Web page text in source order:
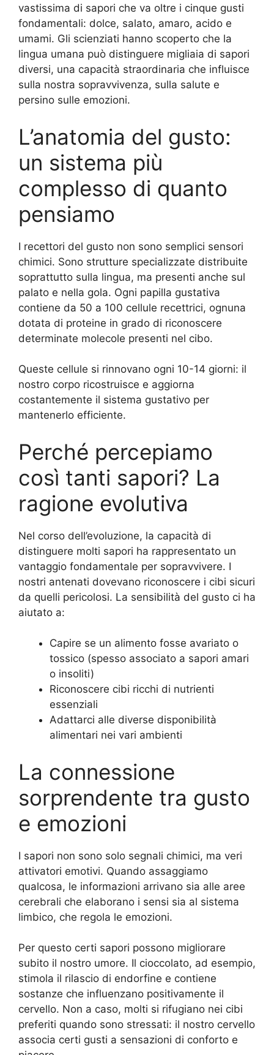
vastissima di sapori che va oltre i cinque gusti
fondamentali: dolce, salato, amaro, acido e
umami. Gli scienziati hanno scoperto che la
lingua umana può distinguere migliaia di sapori
diversi, una capacità straordinaria che influisce
sulla nostra sopravvivenza, sulla salute e
persino sulle emozioni.
L’anatomia del gusto:
un sistema più
complesso di quanto
pensiamo
I recettori del gusto non sono semplici sensori
chimici. Sono strutture specializzate distribuite
soprattutto sulla lingua, ma presenti anche sul
palato e nella gola. Ogni papilla gustativa
contiene da 50 a 100 cellule recettrici, ognuna
dotata di proteine in grado di riconoscere
determinate molecole presenti nel cibo.
Queste cellule si rinnovano ogni 10-14 giorni: il
nostro corpo ricostruisce e aggiorna
costantemente il sistema gustativo per
mantenerlo efficiente.
Perché percepiamo
così tanti sapori? La
ragione evolutiva
Nel corso dell’evoluzione, la capacità di
distinguere molti sapori ha rappresentato un
vantaggio fondamentale per sopravvivere. I
nostri antenati dovevano riconoscere i cibi sicuri
da quelli pericolosi. La sensibilità del gusto ci ha
aiutato a:
Capire se un alimento fosse avariato o
tossico (spesso associato a sapori amari
o insoliti)
Riconoscere cibi ricchi di nutrienti
essenziali
Adattarci alle diverse disponibilità
alimentari nei vari ambienti
La connessione
sorprendente tra gusto
e emozioni
I sapori non sono solo segnali chimici, ma veri
attivatori emotivi. Quando assaggiamo
qualcosa, le informazioni arrivano sia alle aree
cerebrali che elaborano i sensi sia al sistema
limbico, che regola le emozioni.
Per questo certi sapori possono migliorare
subito il nostro umore. Il cioccolato, ad esempio,
stimola il rilascio di endorfine e contiene
sostanze che influenzano positivamente il
cervello. Non a caso, molti si rifugiano nei cibi
preferiti quando sono stressati: il nostro cervello
associa certi gusti a sensazioni di conforto e